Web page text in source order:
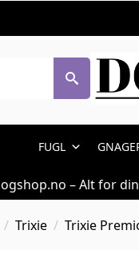
FUGL
– Alt for
Trixie Trixie